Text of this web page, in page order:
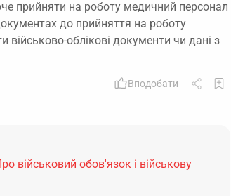
прийняти на роботу медичний персонал
до прийняття на роботу
облікові документи чи дані з
Вподобати
військовий обов'язок і військову